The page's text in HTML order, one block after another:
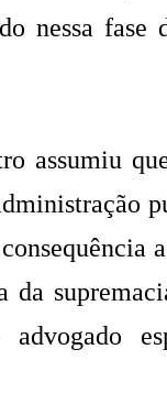
nessa fase
assumiu
da